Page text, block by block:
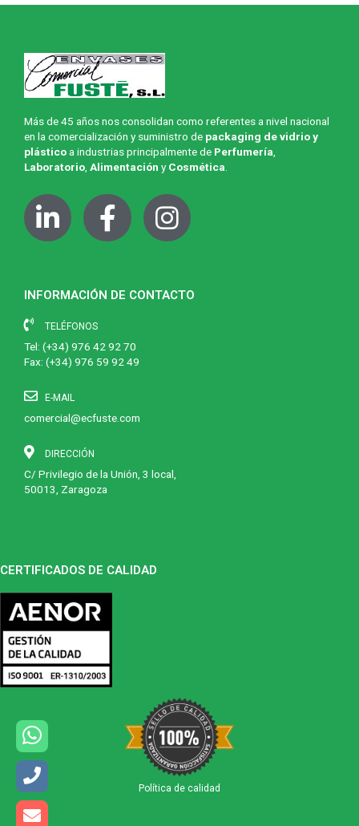
Más de 45 años nos consolidan como referentes a nivel nacional
en la comercialización y suministro de packaging de vidrio y
plásticoa industrias principalmente de Perfumería
Laboratorio Alimentación yCosmética
INFORMACIÓN DE CONTACTO
TELÉFONOS
Tel: (+34) 976 42 92 70
Fax: (+34) 976 59 92 49
E-MAIL
comercial@ecfuste.com
DIRECCIÓN
C/ Privilegio de la Unión, 3 local,
50013, Zaragoza
CERTIFICADOS DE CALIDAD
Política de calidad